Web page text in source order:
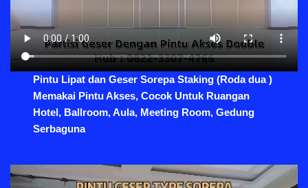
Pintu Lipat dan Geser Sorepa Staking (Roda dua )
Memakai Pintu Akses, Cocok Untuk Ruangan
Hotel, Ballroom, Aula, Meeting Room, Gedung
Serbaguna